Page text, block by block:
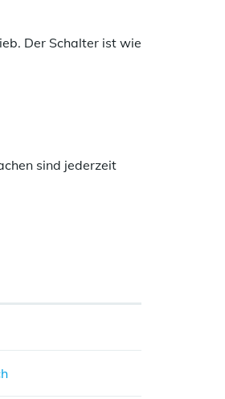
Der Schalter ist wie
sind jederzeit